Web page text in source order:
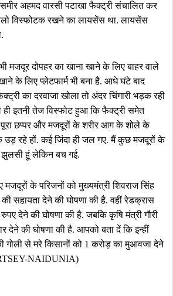
समीर अहमद वारसी पटाखा फैक्ट्री संचालित कर
विस्फोटक रखने का लायसेंस था. लायसेंस
मजदूर दोपहर का खाना खाने के लिए बाहर वाले
के लिए प्लेटफार्म भी बना है. आधे घंटे बाद
का दरवाजा खोला तो अंदर चिंगारी भड़क रही
इतनी तेज विस्फोट हुआ कि फैक्ट्री समेत
छप्पर और मजदूरों के शरीर आग के शोले के
रहे हों. कई जिंदा ही जल गए. मैं कुछ मजदूरों के
झुलसी हूं लेकिन बच गई.
के परिजनों को मुख्यमंत्री शिवराज सिंह
सहायता देने की घोषणा की है. वहीं रेडक्रास
देने की घोषणा की है. जबकि कृषि मंत्री गौरी
देने की घोषणा की है. आपको बता दें कि इन्हीं
गोली से मरे किसानों को 1 करोड़ का मुआवजा देने
NAIDUNIA)